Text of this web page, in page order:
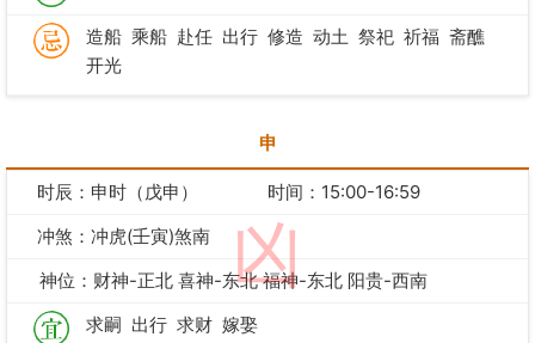
造船 乘船 赴任 出行 修造 动土 祭祀 祈福 斋醮
开光
申
凶
时辰：申时（戊申）
时间：15:00-16:59
冲煞：冲虎(壬寅)煞南
神位：财神-正北 喜神-东北 福神-东北 阳贵-西南
求嗣 出行 求财 嫁娶